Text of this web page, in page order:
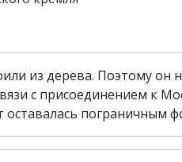
из дерева. Поэтому он
с присоединением к
оставалась пограничным